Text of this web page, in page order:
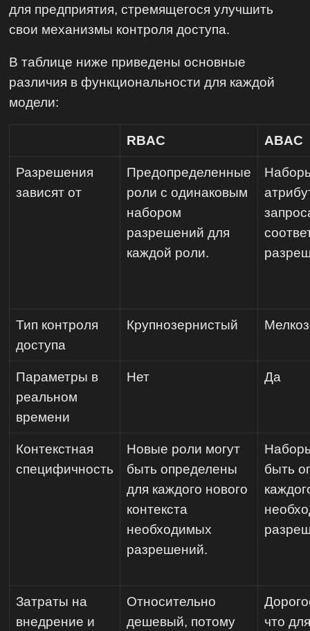
для предприятия, стремящегося улучшить
свои механизмы контроля доступа.
В таблице ниже приведены основные
различия в функциональности для каждой
модели:
RBAC ABAC
Разрешения
зависят от
Предопределенные
роли с одинаковым
набором
разрешений для
каждой роли.
Тип контроля
доступа
Крупнозернистый
Параметры в
реальном
времени
Нет Да
Контекстная
специфичность
Новые роли могут
быть определены
для каждого нового
контекста
необходимых
разрешений.
быть
Затраты на
внедрение и
Относительно
дешевый, потому
что